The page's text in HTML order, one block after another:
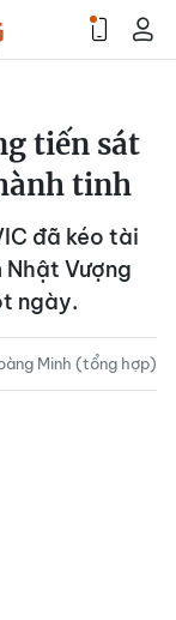
tiến sát
tinh
đã kéo tài
Vượng
ngày.
Minh (tổng hợp)